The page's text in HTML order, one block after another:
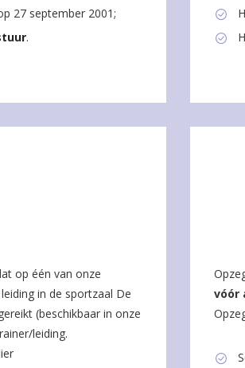
27 september 2001;
.
op één van onze
in de sportzaal De
(beschikbaar in onze
leiding.
vóór